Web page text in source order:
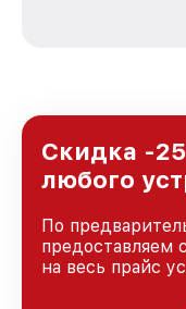
каждого
Казани,
и лояльности
Скидка -
любого
По
предоставляем
на весь прайс